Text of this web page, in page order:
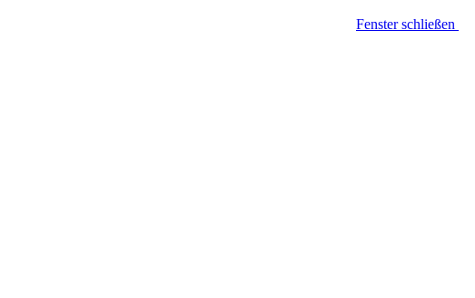
Fenster schließen